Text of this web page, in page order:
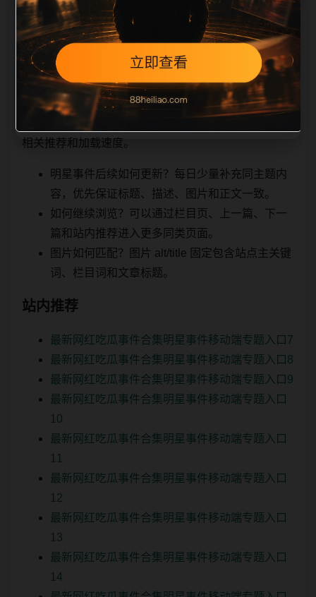
相关问题与推荐
顺着栏目继续浏览。同站连续更新时避免重复标题和重
复首段，优先补充不同关键词、不同栏目词和不同问题
角度。栏目页则保留清晰入口，方便后续专题自动归
集。发布后按真实浏览器复查首屏、图片、跳转体验、
相关推荐和加载速度。
明星事件后续如何更新？每日少量补充同主题内
容，优先保证标题、描述、图片和正文一致。
如何继续浏览？可以通过栏目页、上一篇、下一
篇和站内推荐进入更多同类页面。
图片如何匹配？图片 alt/title 固定包含站点主关键
词、栏目词和文章标题。
站内推荐
最新网红吃瓜事件合集明星事件移动端专题入口7
最新网红吃瓜事件合集明星事件移动端专题入口8
最新网红吃瓜事件合集明星事件移动端专题入口9
最新网红吃瓜事件合集明星事件移动端专题入口
10
最新网红吃瓜事件合集明星事件移动端专题入口
11
最新网红吃瓜事件合集明星事件移动端专题入口
12
最新网红吃瓜事件合集明星事件移动端专题入口
13
最新网红吃瓜事件合集明星事件移动端专题入口
14